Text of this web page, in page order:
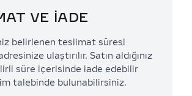
VE İADE
belirlenen teslimat süresi
ulaştırılır. Satın aldığınız
süre içerisinde iade edebilir
talebinde bulunabilirsiniz.